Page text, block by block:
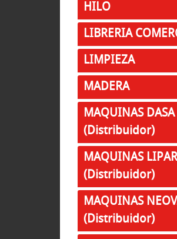
HILO
LIBRERIA
LIMPIEZA
MADERA
MAQUINAS DASA
(Distribuidor)
MAQUINAS
(Distribuidor)
MAQUINAS
(Distribuidor)